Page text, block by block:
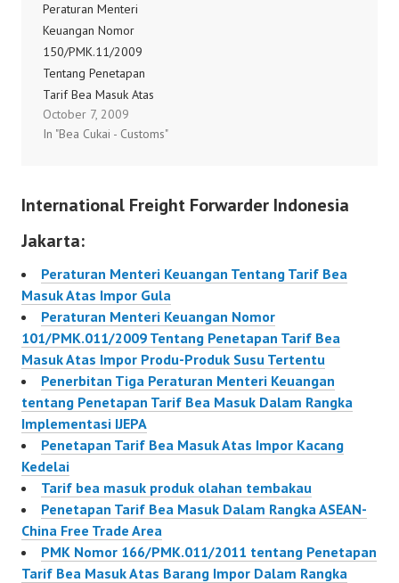
KETENTUAN IMPOR
BARANG BUKAN BARU
masih…
Peraturan Menteri
Keuangan Nomor
150/PMK.11/2009
Tentang Penetapan
Tarif Bea Masuk Atas
Impor Gula Peraturan
Menteri Keuangan
October 7, 2009
In "Bea Cukai - Customs"
International Freight Forwarder Indonesia
Jakarta:
Peraturan Menteri Keuangan Tentang Tarif Bea
Masuk Atas Impor Gula
Peraturan Menteri Keuangan Nomor
101/PMK.011/2009 Tentang Penetapan Tarif Bea
Masuk Atas Impor Produ-Produk Susu Tertentu
Penerbitan Tiga Peraturan Menteri Keuangan
tentang Penetapan Tarif Bea Masuk Dalam Rangka
Implementasi IJEPA
Penetapan Tarif Bea Masuk Atas Impor Kacang
Kedelai
Tarif bea masuk produk olahan tembakau
Penetapan Tarif Bea Masuk Dalam Rangka ASEAN-
China Free Trade Area
PMK Nomor 166/PMK.011/2011 tentang Penetapan
Tarif Bea Masuk Atas Barang Impor Dalam Rangka